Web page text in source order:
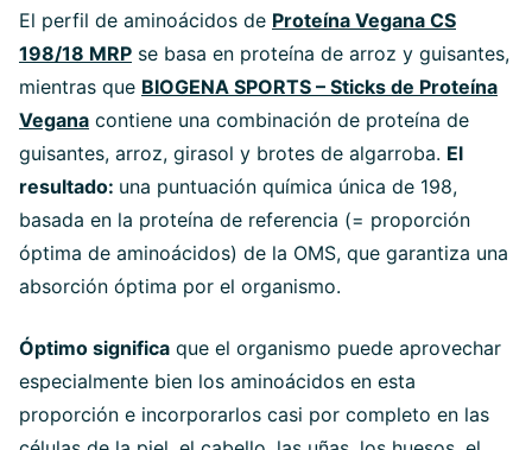
El perfil de aminoácidos de Proteína Vegana CS
198/18 MRP se basa en proteína de arroz y guisantes,
mientras que BIOGENA SPORTS – Sticks de Proteína
Vegana contiene una combinación de proteína de
guisantes, arroz, girasol y brotes de algarroba. El
resultado: una puntuación química única de 198,
basada en la proteína de referencia (= proporción
óptima de aminoácidos) de la OMS, que garantiza una
absorción óptima por el organismo.
Óptimo significa que el organismo puede aprovechar
especialmente bien los aminoácidos en esta
proporción e incorporarlos casi por completo en las